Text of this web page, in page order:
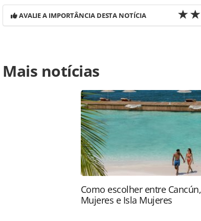
AVALIE A IMPORTÂNCIA DESTA NOTÍCIA
https://www.panrotas.com.br/noticia-turismo/
protestou-no-rio-nao-sera-punido_128913.html ou
Todo o conteúdo produzido pela PANROTAS Editora
brasileira sobre direito autoral. Não reproduza o
PANROTAS Editora (copyright@panrotas.com.br).
Mais notícias
Como escolher entre
Mujeres e Isla Mujeres